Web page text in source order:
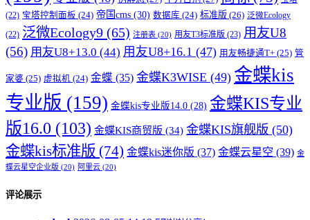
(22) 宝塔控制面板 (24) 帝国cms (30) 数据库 (24) 标准版 (26) 泛微Ecology
(22) 泛微Ecology9 (65) 注册表 (20) 用友T3标准版 (23) 用友U8
(56) 用友U8+13.0 (44) 用友U8+16.1 (47) 用友畅捷通T+ (25) 管
家婆 (25) 虚拟机 (24) 金蝶 (35) 金蝶K3WISE (49) 金蝶kis
专业版 (159) 金蝶kis专业版14.0 (28) 金蝶KIS专业
版16.0 (103) 金蝶KIS商贸版 (34) 金蝶KIS旗舰版 (50)
金蝶kis标准版 (74) 金蝶kis迷你版 (37) 金蝶云星空 (39) 金
蝶云星空企业版 (20) 阿里云 (20)
评论展示